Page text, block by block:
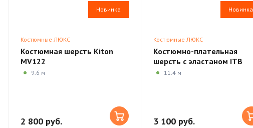
Новинка
Костюмные ЛЮКС
Костюмная шерсть Kiton
MV122
9.6 м
2 800 руб.
Новинка
Костюмные ЛЮКС
Костюмно-плательная
шерсть с эластаном ITB
Biella MK212
11.4 м
3 100 руб.